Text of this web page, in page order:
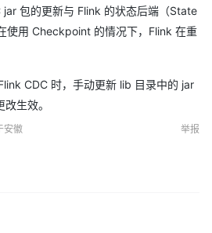
jar 包的更新与 Flink 的状态后端（State
使用 Checkpoint 的情况下，Flink 在重
CDC 时，手动更新 lib 目录中的 jar
生效。
安徽 举报